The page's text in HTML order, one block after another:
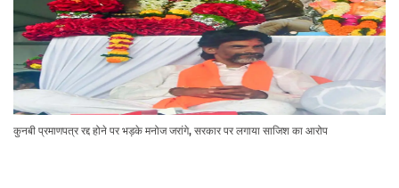
कुनबी प्रमाणपत्र रद्द होने पर भड़के मनोज जरांगे, सरकार पर लगाया साजिश का आरोप